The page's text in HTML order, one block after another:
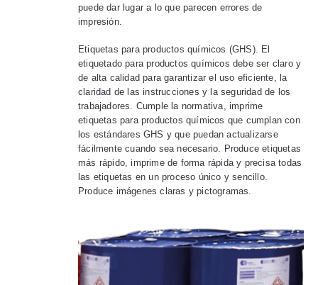
puede dar lugar a lo que parecen errores de
impresión.
Etiquetas para productos químicos (GHS). El
etiquetado para productos químicos debe ser claro y
de alta calidad para garantizar el uso eficiente, la
claridad de las instrucciones y la seguridad de los
trabajadores. Cumple la normativa, imprime
etiquetas para productos químicos que cumplan con
los estándares GHS y que puedan actualizarse
fácilmente cuando sea necesario. Produce etiquetas
más rápido, imprime de forma rápida y precisa todas
las etiquetas en un proceso único y sencillo.
Produce imágenes claras y pictogramas.